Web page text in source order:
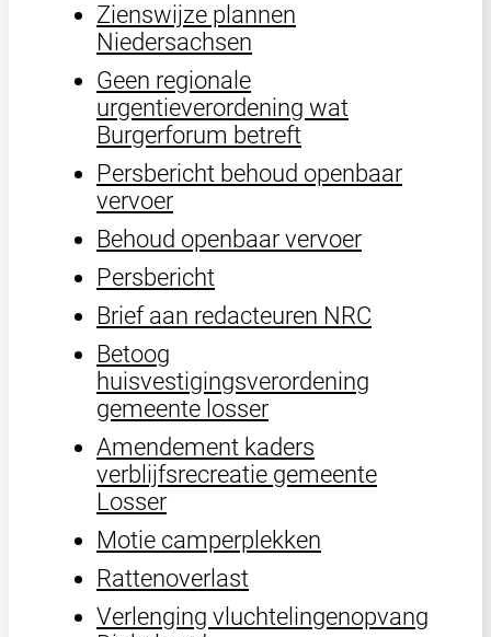
Zienswijze plannen
Niedersachsen
Geen regionale
urgentieverordening wat
Burgerforum betreft
Persbericht behoud openbaar
vervoer
Behoud openbaar vervoer
Persbericht
Brief aan redacteuren NRC
Betoog
huisvestigingsverordening
gemeente losser
Amendement kaders
verblijfsrecreatie gemeente
Losser
Motie camperplekken
Rattenoverlast
Verlenging vluchtelingenopvang